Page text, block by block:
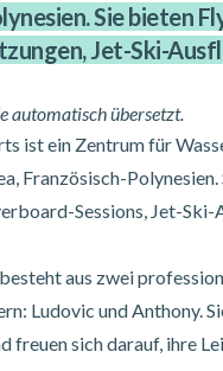
Sie bieten
Jet-Ski-
automatisch übersetzt.
ist ein Zentrum für
Französisch-Polynesien.
Sessions, Jet-Ski-
aus zwei
Ludovic und Anthony.
freuen sich darauf, ihre